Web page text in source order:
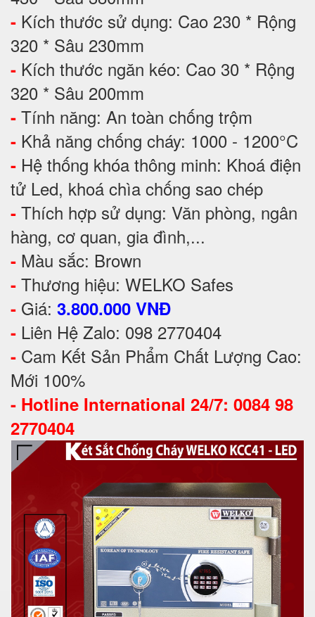
- Kích thước sử dụng: Cao 230 * Rộng
320 * Sâu 230mm
- Kích thước ngăn kéo: Cao 30 * Rộng
320 * Sâu 200mm
- Tính năng: An toàn chống trộm
- Khả năng chống cháy: 1000 - 1200°C
- Hệ thống khóa thông minh: Khoá điện
tử Led, khoá chìa chống sao chép
- Thích hợp sử dụng: Văn phòng, ngân
hàng, cơ quan, gia đình,...
- Màu sắc: Brown
- Thương hiệu: WELKO Safes
- Giá: 3.800.000 VNĐ
- Liên Hệ Zalo: 098 2770404
- Cam Kết Sản Phẩm Chất Lượng Cao:
Mới 100%
- Hotline International 24/7: 0084 98
2770404